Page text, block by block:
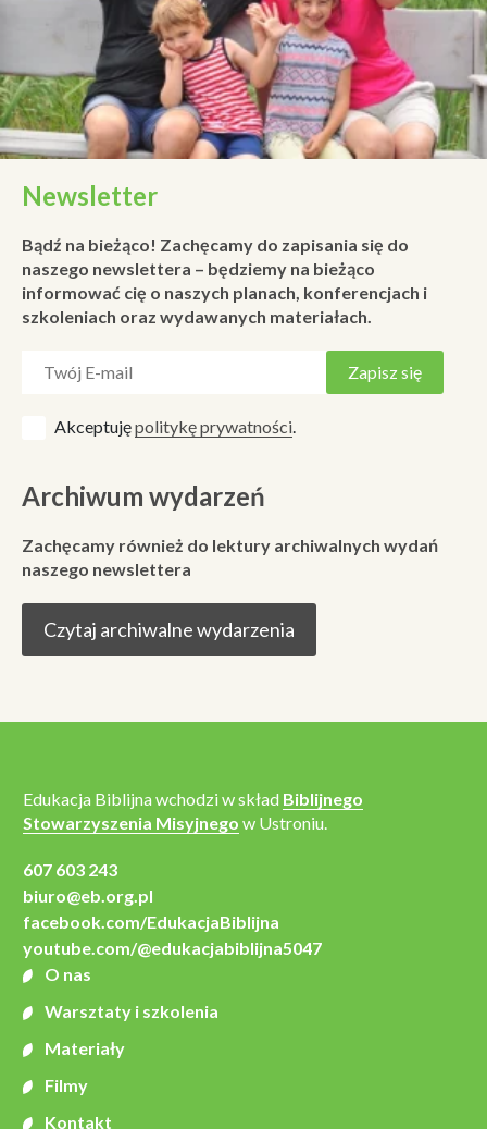
Newsletter
Bądź na bieżąco! Zachęcamy do zapisania się do
naszego newslettera – będziemy na bieżąco
informować cię o naszych planach, konferencjach i
szkoleniach oraz wydawanych materiałach.
Akceptujępolitykę prywatności.
Archiwum wydarzeń
Zachęcamy również do lektury archiwalnych wydań
naszego newslettera
Czytaj archiwalne wydarzenia
Edukacja Biblijna wchodzi w skład Biblijnego
Stowarzyszenia Misyjnego w Ustroniu.
607 603 243
biuro@eb.org.pl
facebook.com/EdukacjaBiblijna
youtube.com/@edukacjabiblijna5047
O nas
Warsztaty i szkolenia
Materiały
Filmy
Kontakt